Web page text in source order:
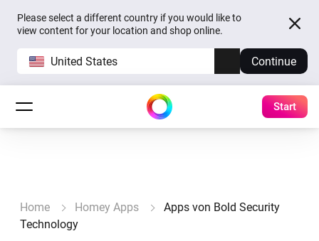
Please select a different country if you would like to
view content for your location and shop online.
United States Continue
Start
Home Homey Apps
Apps von Bold Security
Technology